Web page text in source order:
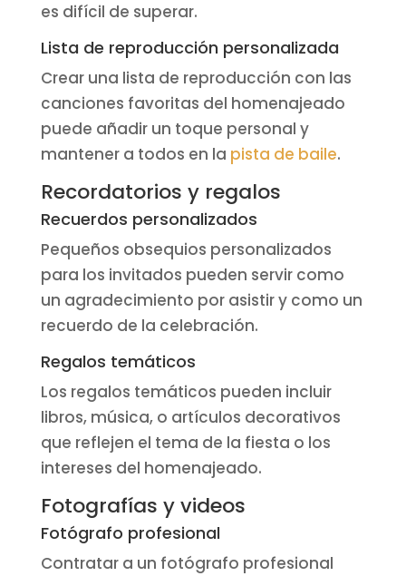
es difícil de superar.
Lista de reproducción personalizada
Crear una lista de reproducción con las
canciones favoritas del homenajeado
puede añadir un toque personal y
mantener a todos en la pista de baile.
Recordatorios y regalos
Recuerdos personalizados
Pequeños obsequios personalizados
para los invitados pueden servir como
un agradecimiento por asistir y como un
recuerdo de la celebración.
Regalos temáticos
Los regalos temáticos pueden incluir
libros, música, o artículos decorativos
que reflejen el tema de la fiesta o los
intereses del homenajeado.
Fotografías y videos
Fotógrafo profesional
Contratar a un fotógrafo profesional